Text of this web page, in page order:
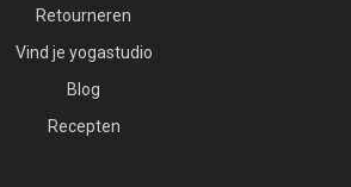
Retourneren
Vind je yogastudio
Blog
Recepten